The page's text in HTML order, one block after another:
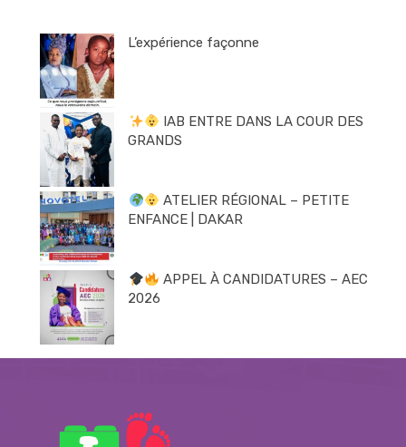
L’expérience façonne
IAB ENTRE DANS LA COUR DES
GRANDS
ATELIER RÉGIONAL – PETITE
ENFANCE | DAKAR
APPEL À CANDIDATURES – AEC
2026